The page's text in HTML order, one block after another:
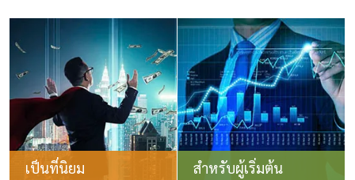
เป็นที่นิยม สำหรับผู้เริ่มต้น